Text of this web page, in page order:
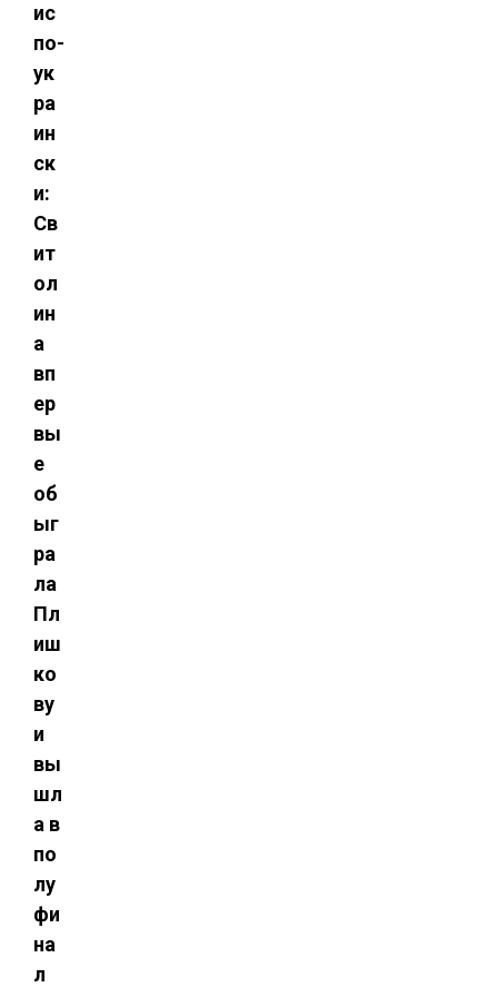
ис
по-
ук
ра
ин
ск
и:
Св
ит
ол
ин
а
вп
ер
вы
е
об
ыг
ра
ла
Пл
иш
ко
ву
и
вы
шл
а в
по
лу
фи
на
л